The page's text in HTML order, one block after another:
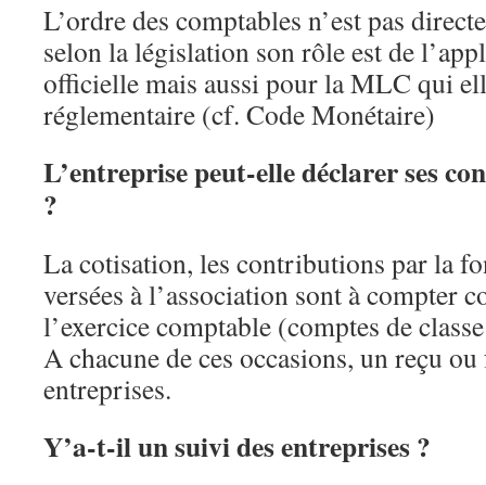
L’ordre des comptables n’est pas
selon la législation son rôle est de
officielle mais aussi pour la MLC qui
réglementaire (cf. Code Monétaire)
L’entreprise peut-elle déclarer ses
?
La cotisation, les contributions par la
versées à l’association sont à compter
l’exercice comptable (comptes de
A chacune de ces occasions, un reçu
entreprises.
Y’a-t-il un suivi des entreprises ?